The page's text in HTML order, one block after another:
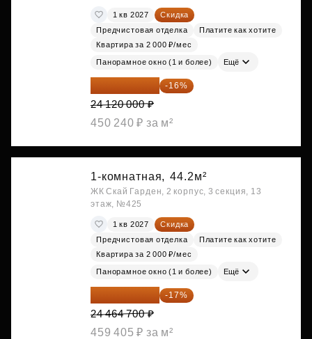
1 кв 2027
Скидка
Предчистовая отделка
Платите как хотите
Квартира за 2 000 ₽/мес
Панорамное окно (1 и более) Ещё
20 260 800 ₽ -16%
24 120 000 ₽
450 240 ₽ за м²
1-комнатная, 44.2м²
ЖК Скай Гарден, 2 корпус, 3 секция, 13
этаж, №425
1 кв 2027
Скидка
Предчистовая отделка
Платите как хотите
Квартира за 2 000 ₽/мес
Панорамное окно (1 и более) Ещё
20 305 701 ₽ -17%
24 464 700 ₽
459 405 ₽ за м²